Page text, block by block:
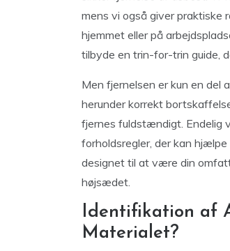
mens vi også giver praktiske
hjemmet eller på
tilbyde en trin-for-trin guide,
Men fjernelsen er kun en del
herunder korrekt
fjernes fuldstændigt. Endelig
forholdsregler, der kan
designet til at være din
højsædet.
Identifikation af
Materialet?